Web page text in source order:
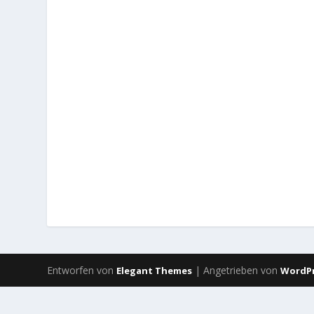
Entworfen von Elegant Themes | Angetrieben von